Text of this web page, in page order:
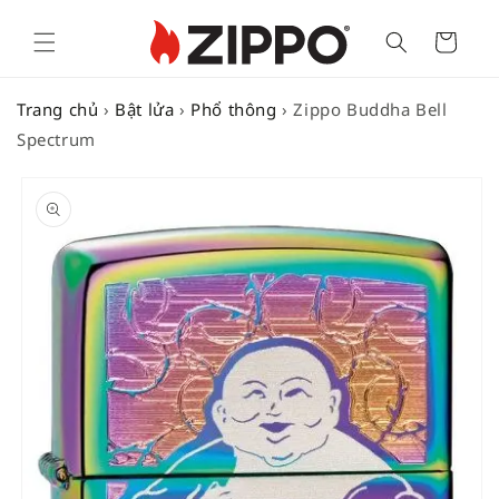
Cart
Trang chủ › Bật lửa › Phổ thông ›Zippo Buddha Bell
Spectrum
PRODUCT
INFORMATION